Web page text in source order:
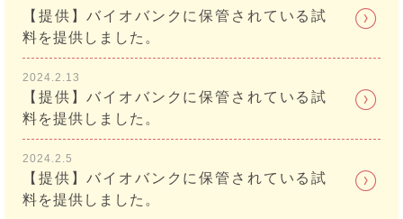
【提供】バイオバンクに保管されている試
料を提供しました。
2024.2.13
【提供】バイオバンクに保管されている試
料を提供しました。
2024.2.5
【提供】バイオバンクに保管されている試
料を提供しました。